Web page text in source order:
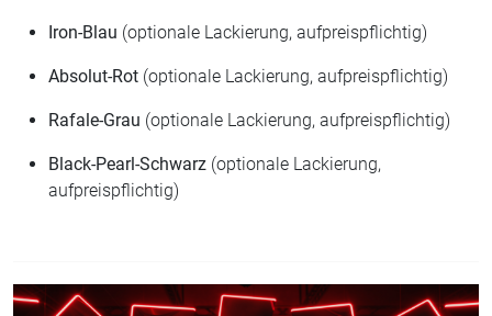
Iron-Blau (optionale Lackierung, aufpreispflichtig)
Absolut-Rot (optionale Lackierung, aufpreispflichtig)
Rafale-Grau (optionale Lackierung, aufpreispflichtig)
Black-Pearl-Schwarz (optionale Lackierung,
aufpreispflichtig)